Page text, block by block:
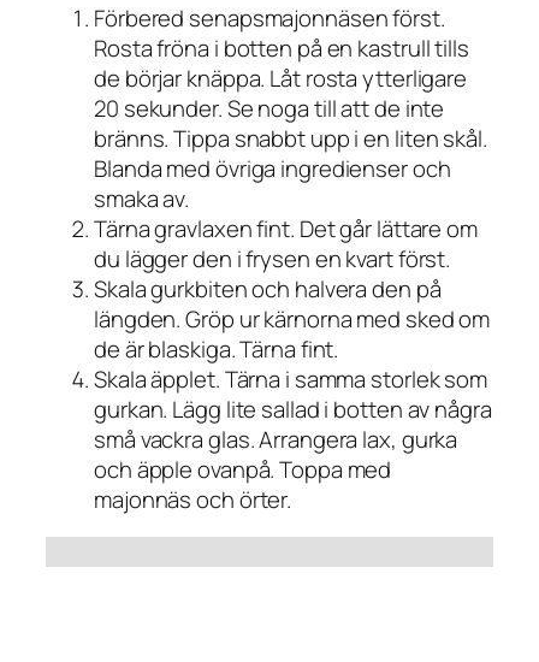
Förbered senapsmajonnäsen först.
Rosta fröna i botten på en kastrull tills
de börjar knäppa. Låt rosta ytterligare
20 sekunder. Se noga till att de inte
bränns. Tippa snabbt upp i en liten skål.
Blanda med övriga ingredienser och
smaka av.
Tärna gravlaxen fint. Det går lättare om
du lägger den i frysen en kvart först.
Skala gurkbiten och halvera den på
längden. Gröp ur kärnorna med sked om
de är blaskiga. Tärna fint.
Skala äpplet. Tärna i samma storlek som
gurkan. Lägg lite sallad i botten av några
små vackra glas. Arrangera lax, gurka
och äpple ovanpå. Toppa med
majonnäs och örter.